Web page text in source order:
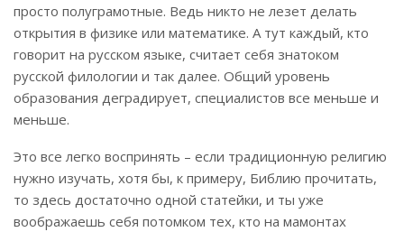
просто полуграмотные. Ведь никто не лезет делать
открытия в физике или математике. А тут каждый, кто
говорит на русском языке, считает себя знатоком
русской филологии и так далее. Общий уровень
образования деградирует, специалистов все меньше и
меньше.
Это все легко воспринять – если традиционную религию
нужно изучать, хотя бы, к примеру, Библию прочитать,
то здесь достаточно одной статейки, и ты уже
воображаешь себя потомком тех, кто на мамонтах